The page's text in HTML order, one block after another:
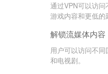
通过VPN可以访
游戏内容和更低的
解锁流媒体内容
用户可以访问不
和电视剧。